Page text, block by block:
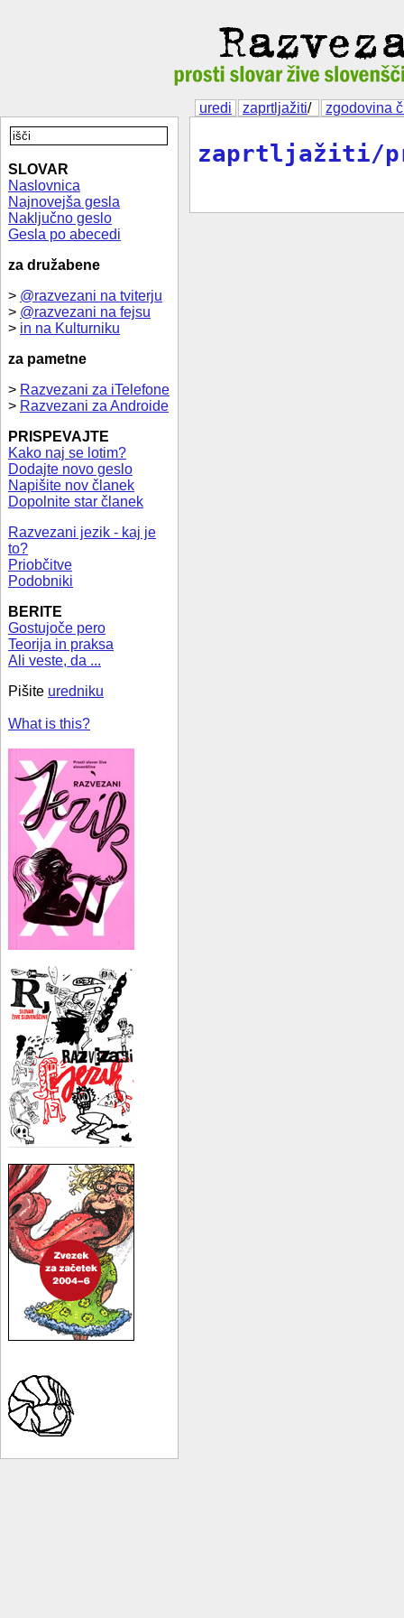
uredi zaprtljažiti/ zgodovina
SLOVAR
Naslovnica
Najnovejša gesla
Naključno geslo
Gesla po abecedi
za družabene
> @razvezani na tviterju
> @razvezani na fejsu
> in na Kulturniku
za pametne
> Razvezani za iTelefone
> Razvezani za Androide
PRISPEVAJTE
Kako naj se lotim?
Dodajte novo geslo
Napišite nov članek
Dopolnite star članek
Razvezani jezik - kaj je
to?
Priobčitve
Podobniki
BERITE
Gostujoče pero
Teorija in praksa
Ali veste, da ...
Pišite uredniku
What is this?
zaprtljažiti/